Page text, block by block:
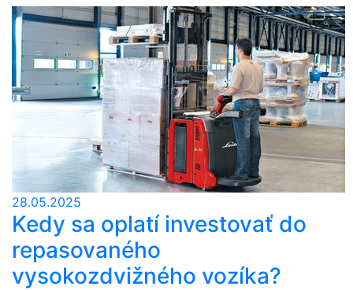
28.05.2025
Kedy sa oplatí investovať do
repasovaného
vysokozdvižného vozíka?